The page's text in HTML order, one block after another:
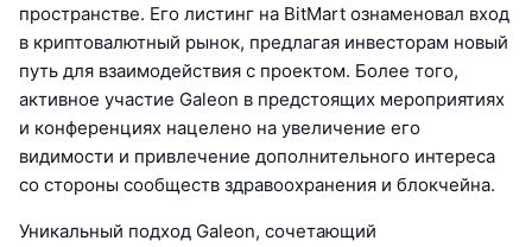
пространстве. Его листинг на BitMart ознаменовал вход
в криптовалютный рынок, предлагая инвесторам новый
путь для взаимодействия с проектом. Более того,
активное участие Galeon в предстоящих мероприятиях
и конференциях нацелено на увеличение его
видимости и привлечение дополнительного интереса
со стороны сообществ здравоохранения и блокчейна.
Уникальный подход Galeon, сочетающий